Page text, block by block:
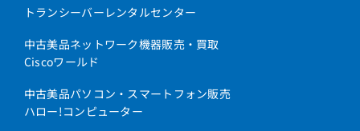
トランシーバーレンタルセンター
中古美品ネットワーク機器販売・買取
Ciscoワールド
中古美品パソコン・スマートフォン販売
ハロー!コンピューター